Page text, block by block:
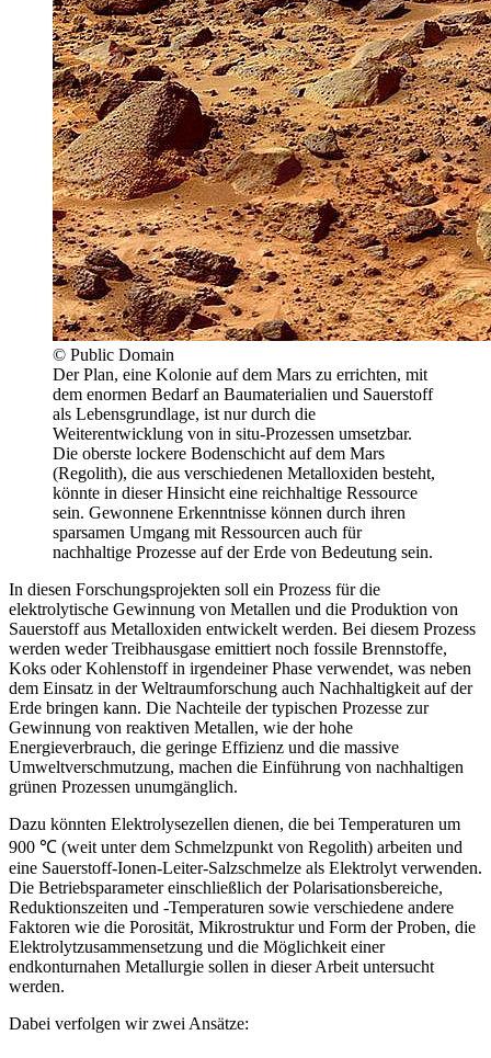
© Public Domain
Der Plan, eine Kolonie auf dem Mars zu errichten, mit
dem enormen Bedarf an Baumaterialien und Sauerstoff
als Lebensgrundlage, ist nur durch die
Weiterentwicklung von in situ-Prozessen umsetzbar.
Die oberste lockere Bodenschicht auf dem Mars
(Regolith), die aus verschiedenen Metalloxiden besteht,
könnte in dieser Hinsicht eine reichhaltige Ressource
sein. Gewonnene Erkenntnisse können durch ihren
sparsamen Umgang mit Ressourcen auch für
nachhaltige Prozesse auf der Erde von Bedeutung sein.
In diesen Forschungsprojekten soll ein Prozess für die
elektrolytische Gewinnung von Metallen und die Produktion von
Sauerstoff aus Metalloxiden entwickelt werden. Bei diesem Prozess
werden weder Treibhausgase emittiert noch fossile Brennstoffe,
Koks oder Kohlenstoff in irgendeiner Phase verwendet, was neben
dem Einsatz in der Weltraumforschung auch Nachhaltigkeit auf der
Erde bringen kann. Die Nachteile der typischen Prozesse zur
Gewinnung von reaktiven Metallen, wie der hohe
Energieverbrauch, die geringe Effizienz und die massive
Umweltverschmutzung, machen die Einführung von nachhaltigen
grünen Prozessen unumgänglich.
Dazu könnten Elektrolysezellen dienen, die bei Temperaturen um
900 ℃ (weit unter dem Schmelzpunkt von Regolith) arbeiten und
eine Sauerstoff-Ionen-Leiter-Salzschmelze als Elektrolyt verwenden.
Die Betriebsparameter einschließlich der Polarisationsbereiche,
Reduktionszeiten und -Temperaturen sowie verschiedene andere
Faktoren wie die Porosität, Mikrostruktur und Form der Proben, die
Elektrolytzusammensetzung und die Möglichkeit einer
endkonturnahen Metallurgie sollen in dieser Arbeit untersucht
werden.
Dabei verfolgen wir zwei Ansätze: